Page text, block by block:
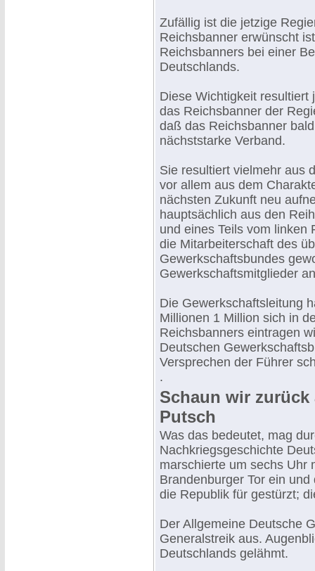
Zufällig ist die jetzige
Reichsbanner erwünscht
Reichsbanners bei einer
Deutschlands.
Diese Wichtigkeit resultiert
das Reichsbanner der
daß das Reichsbanner
nächststarke Verband.
Sie resultiert vielmehr aus
vor allem aus dem
nächsten Zukunft neu
hauptsächlich aus den
und eines Teils vom linken
die Mitarbeiterschaft des
Gewerkschaftsbundes
Gewerkschaftsmitglieder
Die Gewerkschaftsleitung
Millionen 1 Million sich in
Reichsbanners eintragen
Deutschen
Versprechen der Führer
.
Schaun wir zurück
Putsch
Was das bedeutet, mag
Nachkriegsgeschichte
marschierte um sechs Uhr
Brandenburger Tor ein
die Republik für gestürzt;
Der Allgemeine Deutsche
Generalstreik aus.
Deutschlands gelähmt.